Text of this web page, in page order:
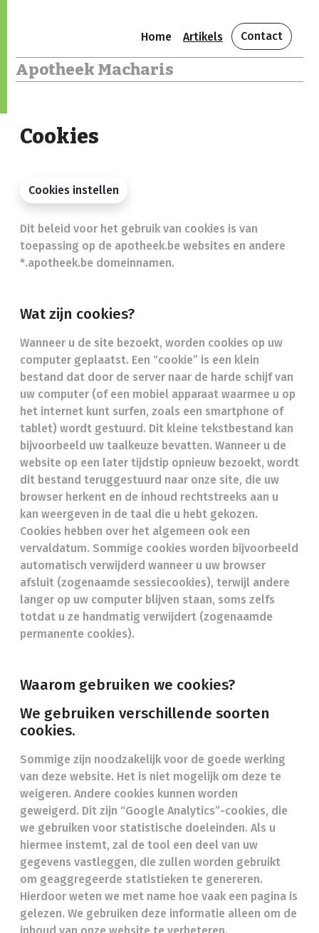
Home Artikels Contact
Apotheek Macharis
Cookies
Cookies instellen
Dit beleid voor het gebruik van cookies is van
toepassing op de apotheek.be websites en andere
*.apotheek.be domeinnamen.
Wat zijn cookies?
Wanneer u de site bezoekt, worden cookies op uw
computer geplaatst. Een “cookie” is een klein
bestand dat door de server naar de harde schijf van
uw computer (of een mobiel apparaat waarmee u op
het internet kunt surfen, zoals een smartphone of
tablet) wordt gestuurd. Dit kleine tekstbestand kan
bijvoorbeeld uw taalkeuze bevatten. Wanneer u de
website op een later tijdstip opnieuw bezoekt, wordt
dit bestand teruggestuurd naar onze site, die uw
browser herkent en de inhoud rechtstreeks aan u
kan weergeven in de taal die u hebt gekozen.
Cookies hebben over het algemeen ook een
vervaldatum. Sommige cookies worden bijvoorbeeld
automatisch verwijderd wanneer u uw browser
afsluit (zogenaamde sessiecookies), terwijl andere
langer op uw computer blijven staan, soms zelfs
totdat u ze handmatig verwijdert (zogenaamde
permanente cookies).
Waarom gebruiken we cookies?
We gebruiken verschillende soorten
cookies.
Sommige zijn noodzakelijk voor de goede werking
van deze website. Het is niet mogelijk om deze te
weigeren. Andere cookies kunnen worden
geweigerd. Dit zijn “Google Analytics”-cookies, die
we gebruiken voor statistische doeleinden. Als u
hiermee instemt, zal de tool een deel van uw
gegevens vastleggen, die zullen worden gebruikt
om geaggregeerde statistieken te genereren.
Hierdoor weten we met name hoe vaak een pagina is
gelezen. We gebruiken deze informatie alleen om de